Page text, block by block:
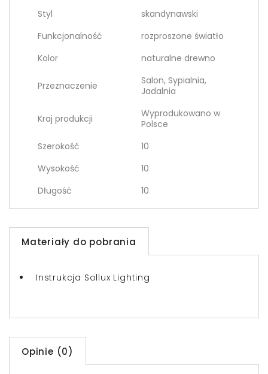
Styl
skandynawski
Funkcjonalność
rozproszone światło
Kolor
naturalne drewno
Przeznaczenie
Salon, Sypialnia,
Jadalnia
Kraj produkcji
Wyprodukowano w
Polsce
Szerokość
10
Wysokość
10
Długość
10
Materiały do pobrania
Instrukcja Sollux Lighting
Opinie (0)